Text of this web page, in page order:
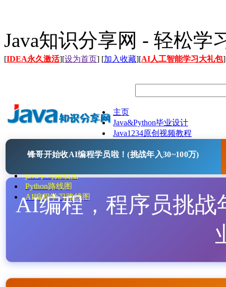
Java知识分享网 - 轻松学
[IDEA永久激活][设为首页] [加入收藏][AI人工智能学习大礼包]
主页
Java&Python毕业设计
Java1234原创视频教程
Java开源项目
java学习路线图
Python路线图
AI编程学习路线图
锋哥开始收AI编程学员啦！(挑战年入30~100万)
AI编程，程序员挑战